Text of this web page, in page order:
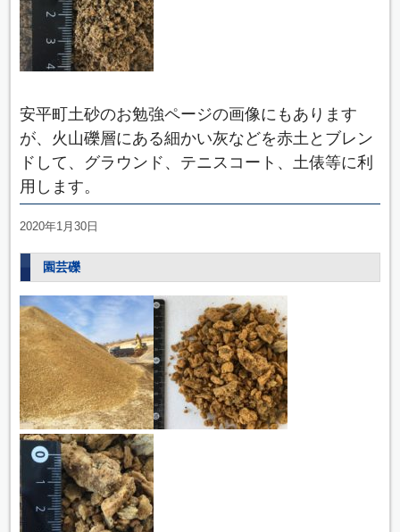
安平町土砂のお勉強ページの画像にもあります
が、火山礫層にある細かい灰などを赤土とブレン
ドして、グラウンド、テニスコート、土俵等に利
用します。
2020年1月30日
園芸礫